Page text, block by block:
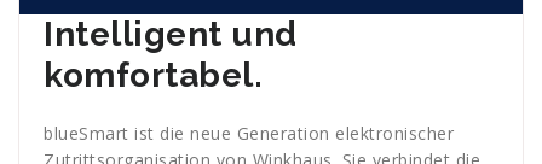
Intelligent und
komfortabel.
blueSmart ist die neue Generation elektronischer